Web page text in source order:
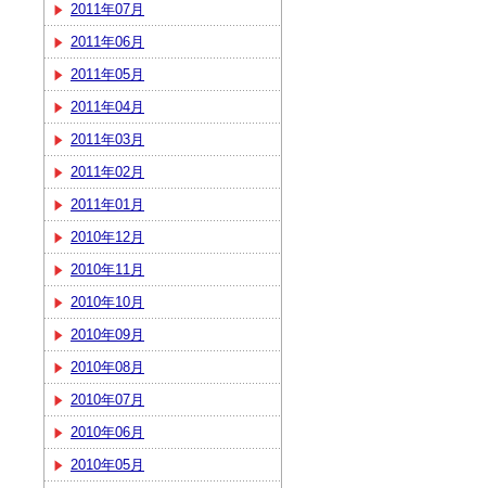
2011年07月
2011年06月
2011年05月
2011年04月
2011年03月
2011年02月
2011年01月
2010年12月
2010年11月
2010年10月
2010年09月
2010年08月
2010年07月
2010年06月
2010年05月